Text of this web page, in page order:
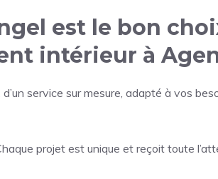
est le bon
intérieur à
service sur mesure, adapté à vos
projet est unique et reçoit toute